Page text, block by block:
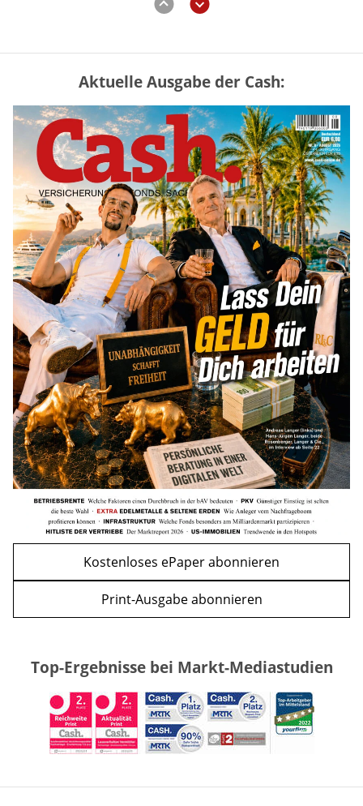
WEITERE ARTIKEL
zurückweiter
„Jung kauft Alt“ 2026: Neue Förderung im
Überblick – Tabelle mit Kreditbeträgen
und Einkommensgrenzen
mehr
Mütterrente III Tabelle: So viel Renten-
Nachzahlung ist pro Kind möglich
mehr
Apple-Aktie nach Quartalszahlen: Ist der
Kursrückgang jetzt eine Kaufchance?
mehr
Aktuelle Ausgabe der Cash:
Kostenloses ePaper abonnieren
Print-Ausgabe abonnieren
Top-Ergebnisse bei Markt-Mediastudien